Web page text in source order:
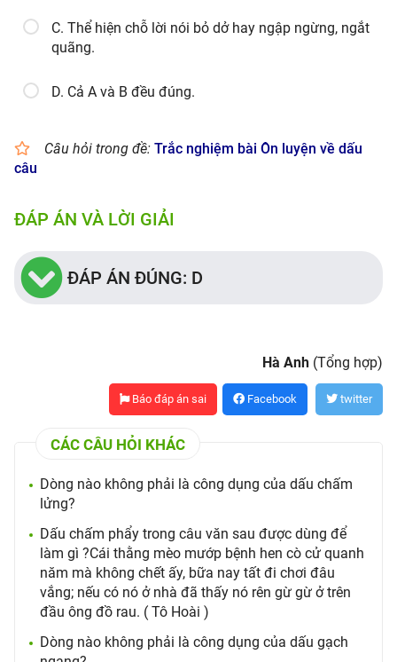
C. Thể hiện chỗ lời nói bỏ dở hay ngập ngừng, ngắt
quãng.
D. Cả A và B đều đúng.
Câu hỏi trong đề: Trắc nghiệm bài Ôn luyện về dấu
câu
ĐÁP ÁN VÀ LỜI GIẢI
ĐÁP ÁN ĐÚNG: D
Hà Anh (Tổng hợp)
Báo đáp án sai Facebook twitter
CÁC CÂU HỎI KHÁC
Dòng nào không phải là công dụng của dấu chấm
lửng?
Dấu chấm phẩy trong câu văn sau được dùng để
làm gì ?Cái thằng mèo mướp bệnh hen cò cử quanh
năm mà không chết ấy, bữa nay tất đi chơi đâu
vắng; nếu có nó ở nhà đã thấy nó rên gừ gừ ở trên
đầu ông đồ rau. ( Tô Hoài )
Dòng nào không phải là công dụng của dấu gạch